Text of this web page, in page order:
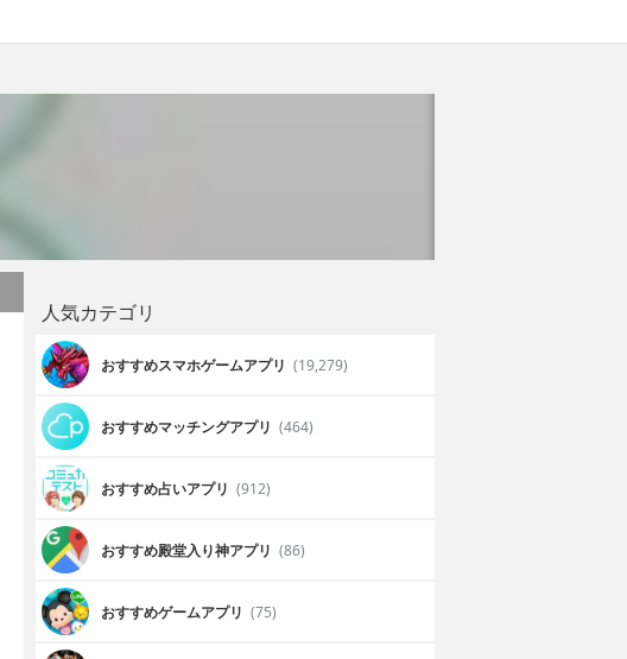
人気カテゴリ
おすすめスマホゲームアプリ (19,279)
おすすめマッチングアプリ (464)
おすすめ占いアプリ (912)
おすすめ殿堂入り神アプリ (86)
おすすめゲームアプリ (75)